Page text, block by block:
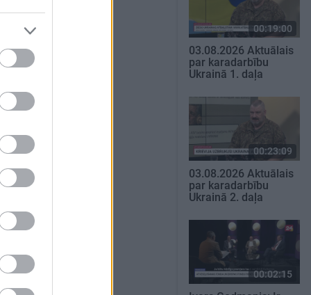
00:19:00
03.08.2026 Aktuālais
par karadarbību
Ukrainā 1. daļa
00:23:09
03.08.2026 Aktuālais
par karadarbību
Ukrainā 2. daļa
00:02:15